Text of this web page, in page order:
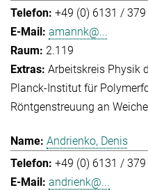
+49 (0) 6131 / 379
amannk@...
2.119
Arbeitskreis Physik
Planck-Institut für
Röntgenstreuung an
Andrienko, Denis
+49 (0) 6131 / 379
andrienk@...